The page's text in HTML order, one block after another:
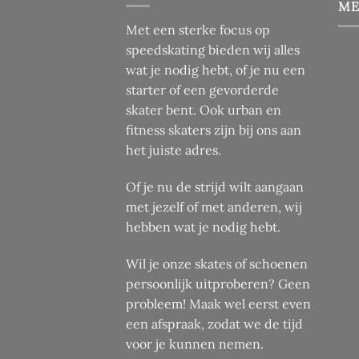
Met een sterke focus op
speedskating bieden wij alles
wat je nodig hebt, of je nu een
starter of een gevorderde
skater bent. Ook urban en
fitness skaters zijn bij ons aan
het juiste adres.
Of je nu de strijd wilt aangaan
met jezelf of met anderen, wij
hebben wat je nodig hebt.
Wil je onze skates of schoenen
persoonlijk uitproberen? Geen
probleem! Maak wel eerst even
een afspraak, zodat we de tijd
voor je kunnen nemen.